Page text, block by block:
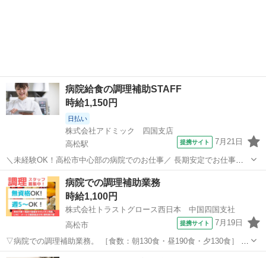
病院給食の調理補助STAFF
時給1,150円
日払い
株式会社アドミック 四国支店
高松駅
提携サイト 7月21日
＼未経験OK！高松市中心部の病院でのお仕事／ 長期安定でお仕事を
探している方に必見！ 【お仕事内容】 入院患者様向け給食の調理補助
・料理の盛付 ・野菜のカットなど簡単な下処理 ・食器や調理器具の洗
浄(手洗い含む) ・調...
香川 高松市 高松駅 キッチン
病院での調理補助業務
時給1,100円
株式会社トラストグロース西日本 中国四国支社
高松市
提携サイト 7月19日
▽病院での調理補助業務。 ［食数：朝130食・昼190食・夕130食］ ▽
仕込み、盛付け、配膳、洗い物 等。 ▽制服：貸与あり。 ●先輩社員